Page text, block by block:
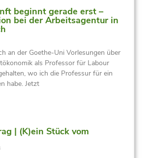
beginnt gerade erst –
bei der Arbeitsagentur in
an der Goethe-Uni Vorlesungen über
als Professor für Labour
wo ich die Professur für ein
habe. Jetzt
| (K)ein Stück vom